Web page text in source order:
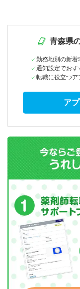
青森県
勤務地別の新着
通知設定でおす
転職に役立つア
ア